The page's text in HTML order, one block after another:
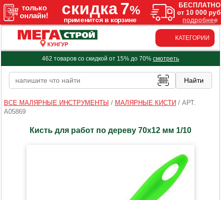
КУНГУР
КАТЕГОРИИ
462 товаров со скидкой от 15% до 70% смотреть
ВСЕ МАЛЯРНЫЕ ИНСТРУМЕНТЫ / МАЛЯРНЫЕ КИСТИ / АРТ.
A05869
Кисть для работ по дереву 70х12 мм 1/10